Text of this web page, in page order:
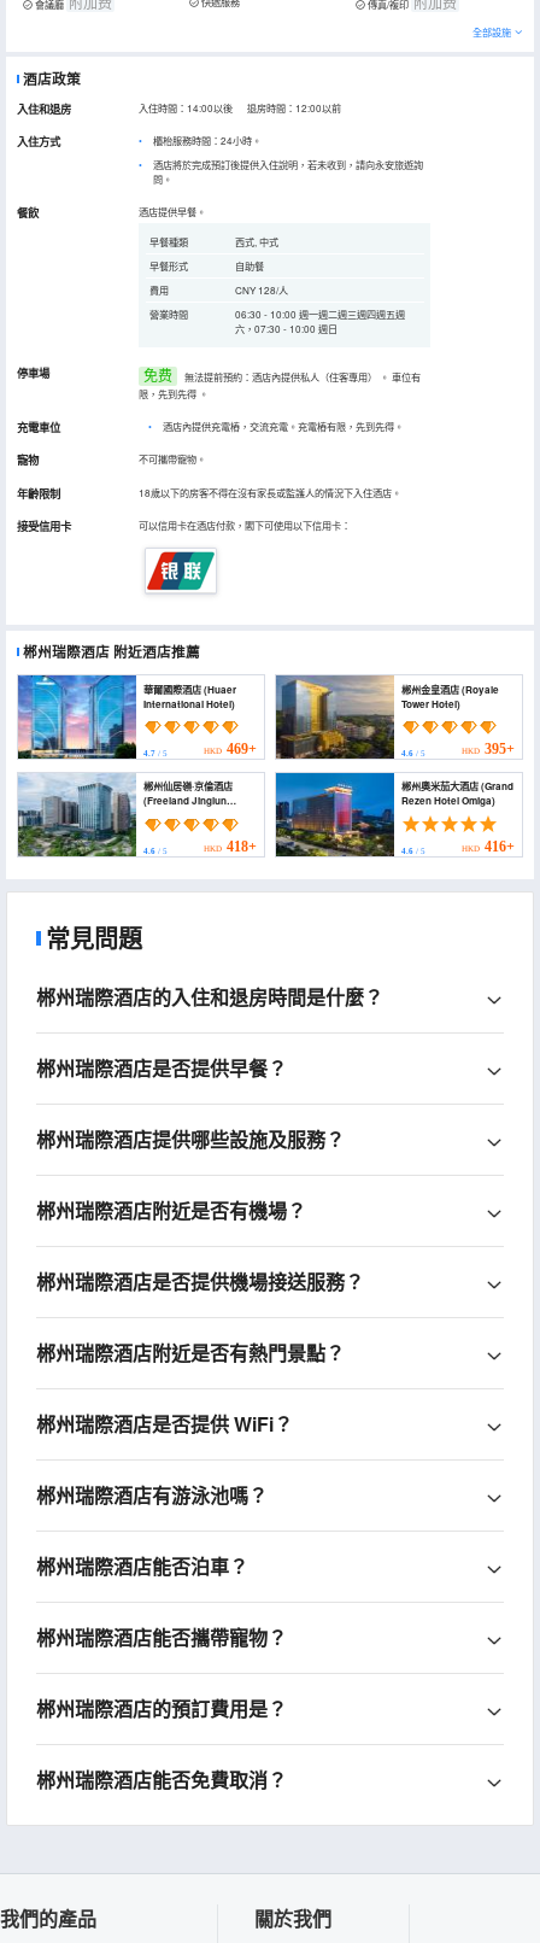
會議廳 傳真/複印
全部設施
酒店政策
入住和退房 入住時間：14:00以後 退房時間：12:00以前
入住方式
櫃枱服務時間：24小時。
酒店將於完成預訂後提供入住說明，若未收到，請向永安旅遊詢
問。
餐飲 酒店提供早餐。
早餐種類
西式, 中式
早餐形式
自助餐
費用
CNY 128/人
營業時間
06:30 - 10:00 週一週二週三週四週五週
六，07:30 - 10:00 週日
停車場 免费 無法提前預約：酒店內提供私人（住客專用） 。 車位有
限，先到先得 。
充電車位 • 酒店內提供充電樁，交流充電。充電樁有限，先到先得。
寵物 不可攜帶寵物。
年齡限制 18歲以下的房客不得在沒有家長或監護人的情況下入住酒店。
接受信用卡 可以信用卡在酒店付款，閣下可使用以下信用卡：
郴州瑞際酒店 附近酒店推薦
華爾國際酒店 (Huaer
International Hotel)
4.7 / 5 HKD 469+
郴州金皇酒店 (Royale
Tower Hotel)
4.6/ 5 HKD 395+
郴州仙居嶺·京倫酒店
(Freeland Jinglun
4.6 / 5 HKD 418+
郴州奧米茄大酒店 (Grand
Rezen Hotel Omiga)
4.6/ 5 HKD 416+
常見問題
郴州瑞際酒店的入住和退房時間是什麼？
郴州瑞際酒店是否提供早餐？
郴州瑞際酒店提供哪些設施及服務？
郴州瑞際酒店附近是否有機場？
郴州瑞際酒店是否提供機場接送服務？
郴州瑞際酒店附近是否有熱門景點？
郴州瑞際酒店是否提供 WiFi？
郴州瑞際酒店有游泳池嗎？
郴州瑞際酒店能否泊車？
郴州瑞際酒店能否攜帶寵物？
郴州瑞際酒店的預訂費用是？
郴州瑞際酒店能否免費取消？
我們的產品 關於我們